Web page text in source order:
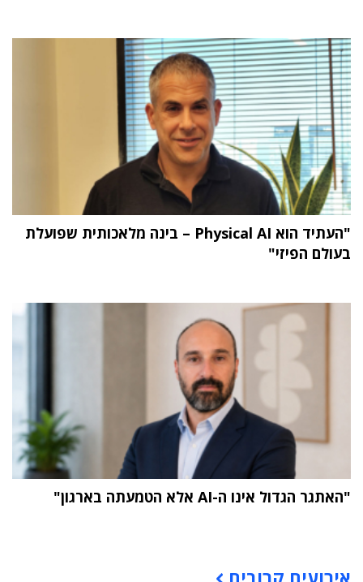
"העתיד הוא Physical AI – בינה מלאכותית שפועלת
בעולם הפיזי"
"האתגר הגדול אינו ה-AI אלא הטמעתה בארגון"
אירועים קרובים